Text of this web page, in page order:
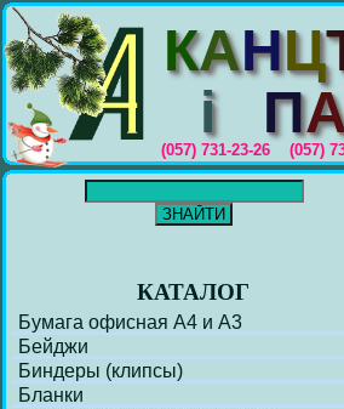
КАНЦ
i П
(057) 731-23-26 (057)
КАТАЛОГ
Бумага офисная А4 и А3
Бейджи
Биндеры (клипсы)
Бланки